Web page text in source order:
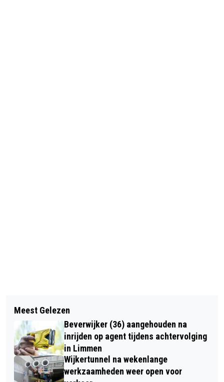
VERMISTE EN GEVONDEN DIEREN
DIERENAMBULANCE KENNEMERLAND
ONWEERSBUIEN, HAGEL EN
WINDSTOTEN: MAANDAG CODE GEEL
VERWACHT
Meest Gelezen
Beverwijker (36) aangehouden na
inrijden op agent tijdens achtervolging
in Limmen
Wijkertunnel na wekenlange
werkzaamheden weer open voor